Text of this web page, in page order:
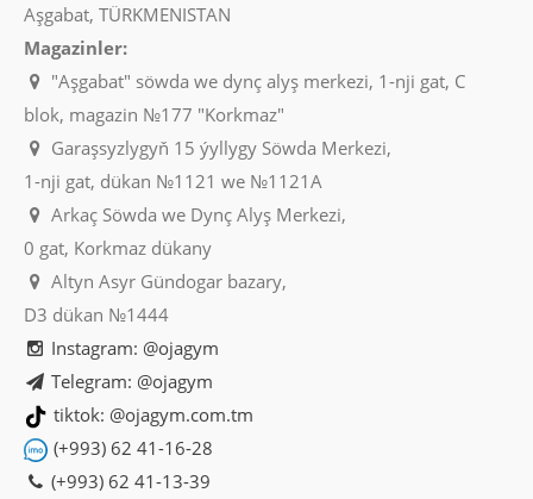
Aşgabat, TÜRKMENISTAN
Magazinler:
"Aşgabat" söwda we dynç alyş merkezi, 1-nji gat, C
blok, magazin №177 "Korkmaz"
Garaşsyzlygyň 15 ýyllygy Söwda Merkezi,
1-nji gat, dükan №1121 we №1121A
Arkaç Söwda we Dynç Alyş Merkezi,
0 gat, Korkmaz dükany
Altyn Asyr Gündogar bazary,
D3 dükan №1444
Instagram: @ojagym
Telegram: @ojagym
tiktok: @ojagym.com.tm
(+993) 62 41-16-28
(+993) 62 41-13-39